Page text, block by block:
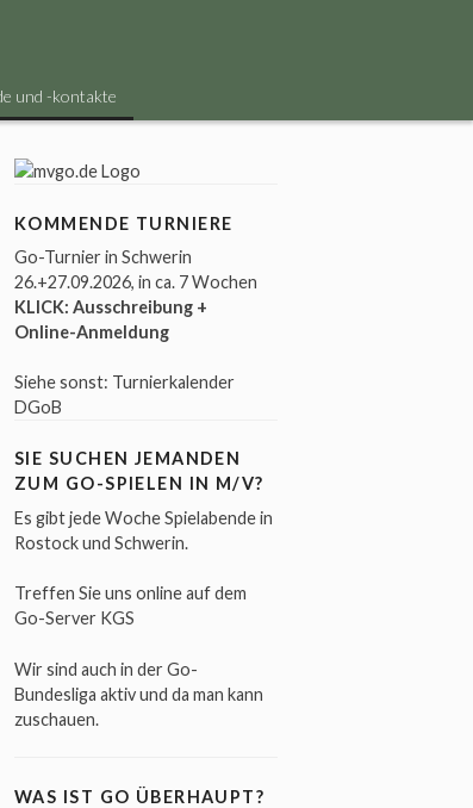
und -kontakte
KOMMENDE TURNIERE
Go-Turnier in Schwerin
26.+27.09.2026, in ca. 7 Wochen
KLICK: Ausschreibung +
Online-Anmeldung
Siehe sonst: Turnierkalender
DGoB
SIE SUCHEN JEMANDEN
ZUM GO-SPIELEN IN M/V?
Es gibt jede WocheSpielabendein
Rostock und Schwerin.
Treffen Sie uns online auf dem
Go-Server KGS
Wir sind auch in derGo-
Bundesliga aktiv und da man kann
zuschauen.
WAS IST GO ÜBERHAUPT?